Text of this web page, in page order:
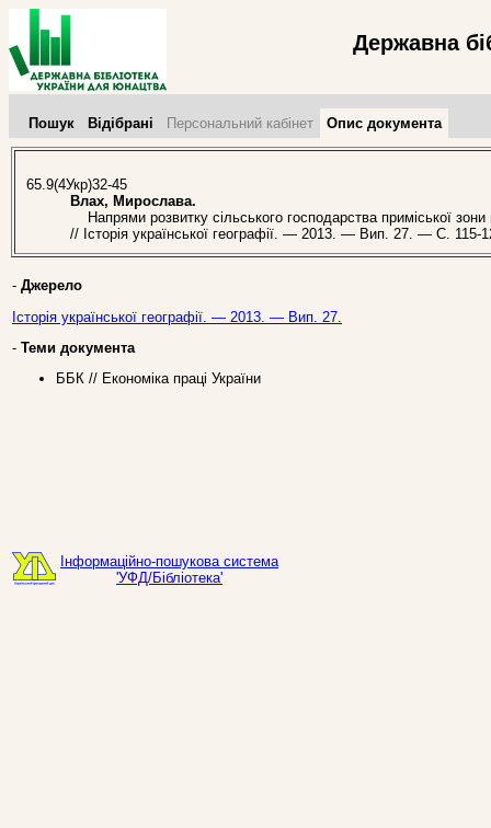
Державна
Пошук Відібрані Персональний кабінет Опис документа
65.9(4Укр)32-45
Влах, Мирослава.
Напрями розвитку сільського господарства приміської
// Історія української географії. — 2013. — Вип. 27. — С. 115-
- Джерело
Історія української географії. — 2013. — Вип. 27.
- Теми документа
ББК // Економіка праці України
Інформаційно-пошукова система
'УФД/Бібліотека'